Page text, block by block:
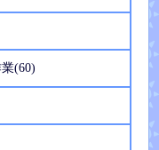
(60)